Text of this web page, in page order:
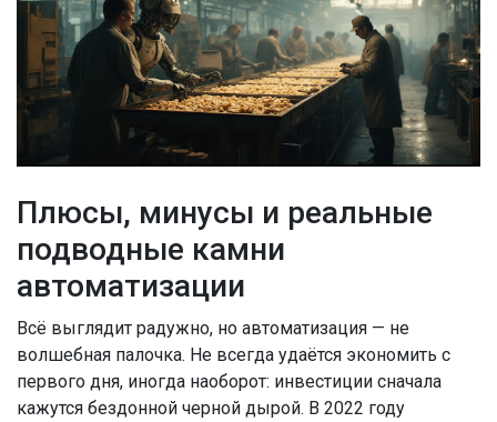
Плюсы, минусы и реальные
подводные камни
автоматизации
Всё выглядит радужно, но автоматизация — не
волшебная палочка. Не всегда удаётся экономить с
первого дня, иногда наоборот: инвестиции сначала
кажутся бездонной черной дырой. В 2022 году